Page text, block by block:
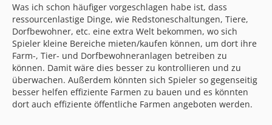
Was ich schon häufiger vorgeschlagen habe ist, dass
ressourcenlastige Dinge, wie Redstoneschaltungen, Tiere,
Dorfbewohner, etc. eine extra Welt bekommen, wo sich
Spieler kleine Bereiche mieten/kaufen können, um dort ihre
Farm-, Tier- und Dorfbewohneranlagen betreiben zu
können. Damit wäre dies besser zu kontrollieren und zu
überwachen. Außerdem könnten sich Spieler so gegenseitig
besser helfen effiziente Farmen zu bauen und es könnten
dort auch effiziente öffentliche Farmen angeboten werden.